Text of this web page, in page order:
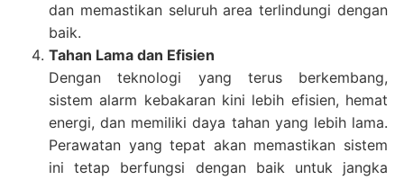
dan memastikan seluruh area terlindungi dengan
baik.
Tahan Lama dan Efisien
Dengan teknologi yang terus berkembang,
sistem alarm kebakaran kini lebih efisien, hemat
energi, dan memiliki daya tahan yang lebih lama.
Perawatan yang tepat akan memastikan sistem
ini tetap berfungsi dengan baik untuk jangka